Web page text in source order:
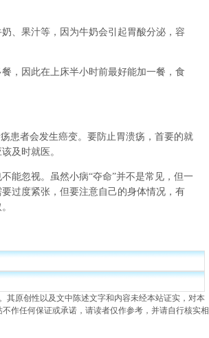
果汁等，因为牛奶会引起胃酸分泌，容
因此在上床半小时前最好能加一餐，食
者会发生癌变。要防止胃溃疡，首要的就
及时就医。
忽视。虽然小病“夺命”并不是常见，但一
过度紧张，但要注意自己的身体情况，有
其原创性以及文中陈述文字和内容未经本站证实，对本
作任何保证或承诺，请读者仅作参考，并请自行核实相